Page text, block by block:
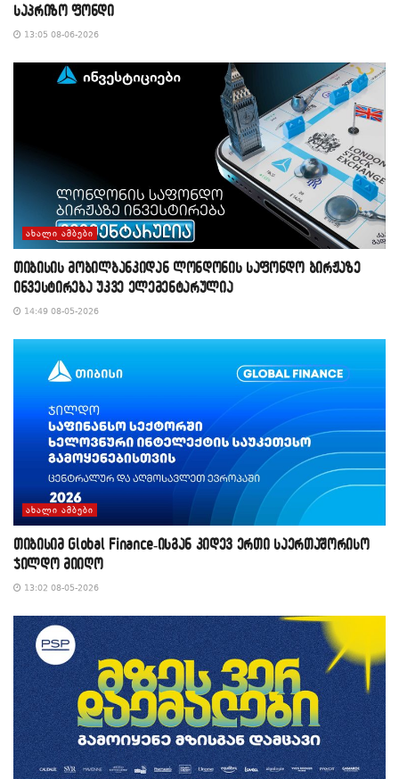
საპრიზო ფონდი
13:05 08-06-2026
ᲐᲮᲐᲚᲘ ᲐᲛᲑᲔᲑᲘ
თიბისის მობილბანკიდან ლონდონის საფონდო ბირჟაზე
ინვესტირება უკვე ელემენტარულია
14:49 08-05-2026
ᲐᲮᲐᲚᲘ ᲐᲛᲑᲔᲑᲘ
თიბისიმ Global Finance-ისგან კიდევ ერთი საერთაშორისო
ჯილდო მიიღო
13:02 08-05-2026